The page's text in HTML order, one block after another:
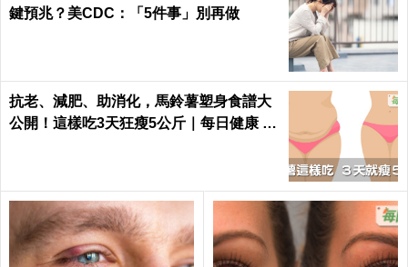
鍵預兆？美CDC：「5件事」別再做
抗老、減肥、助消化，馬鈴薯塑身食譜大
公開！這樣吃3天狂瘦5公斤｜每日健康 H